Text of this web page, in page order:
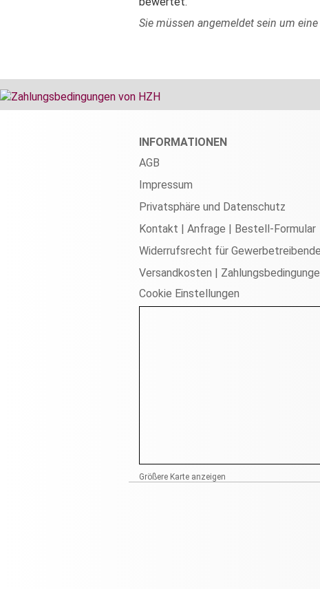
Sie müssen angemeldet sein um
INFORMATIONEN
AGB
Impressum
Privatsphäre und Datenschutz
Kontakt | Anfrage | Bestell-Formular
Widerrufsrecht für Gewerbetreibende
Versandkosten |
Cookie Einstellungen
Größere Karte anzeigen